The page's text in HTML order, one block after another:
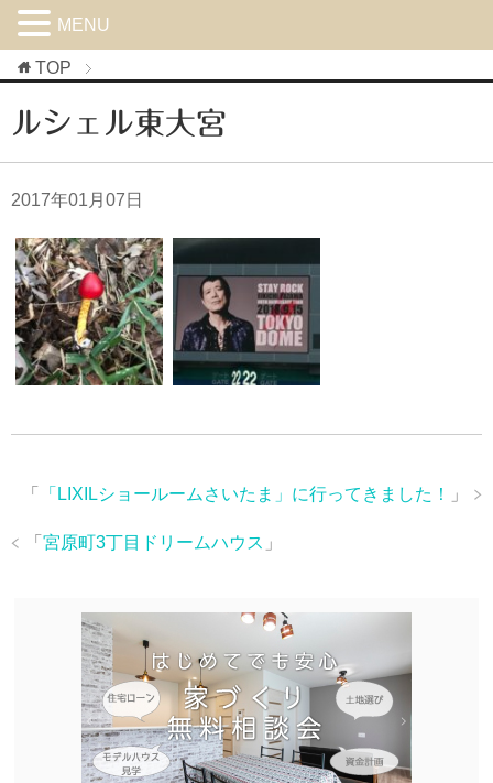
TOP
ルシェル東大宮
2017年01月07日
「 「LIXILショールームさいたま」に行ってきました！ 」
「 宮原町3丁目ドリームハウス 」
MENU